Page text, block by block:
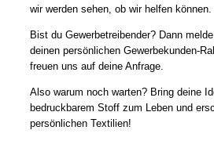
wir werden sehen, ob wir helfen können.
Bist du Gewerbetreibender? Dann
deinen persönlichen Gewerbekunden-
freuen uns auf deine Anfrage.
Also warum noch warten? Bring deine
bedruckbarem Stoff zum Leben und
persönlichen Textilien!